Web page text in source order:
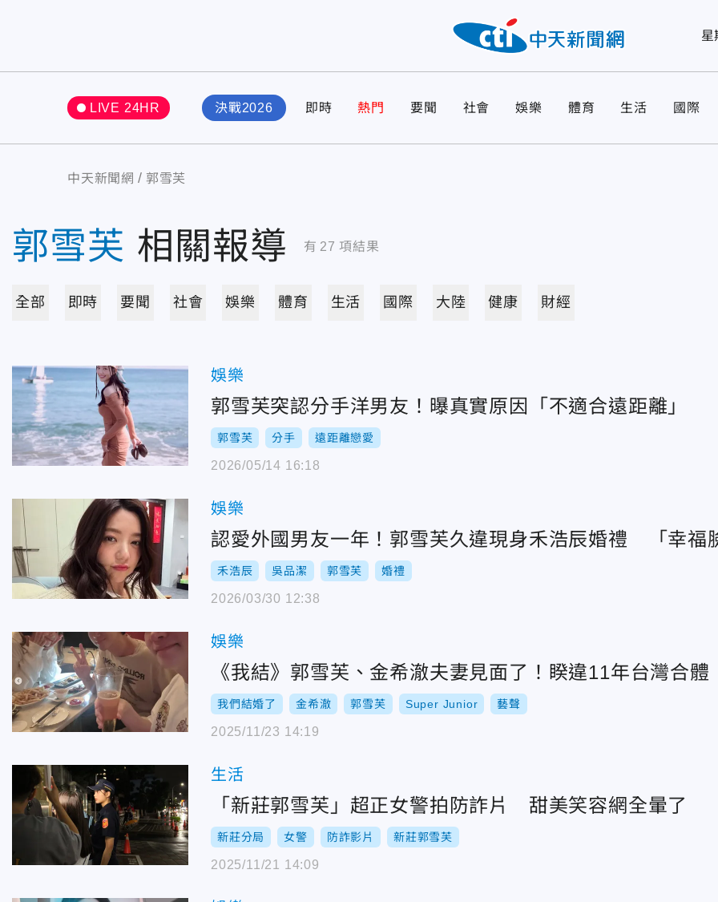
星
LIVE 24HR 決戰2026 即時 熱門 要聞 社會 娛樂 體育 生活 國際
中天新聞網 郭雪芙
郭雪芙 相關報導 有 27 項結果
全部 即時 要聞 社會 娛樂 體育 生活 國際 大陸 健康 財經
娛樂
郭雪芙突認分手洋男友！曝真實原因「不適合遠距離」
郭雪芙 分手 遠距離戀愛
2026/05/14 16:18
娛樂
認愛外國男友一年！郭雪芙久違現身禾浩辰婚禮 「幸福
禾浩辰 吳品潔 郭雪芙 婚禮
2026/03/30 12:38
娛樂
《我結》郭雪芙、金希澈夫妻見面了！睽違11年台灣合體
我們結婚了 金希澈 郭雪芙 Super Junior 藝聲
2025/11/23 14:19
生活
「新莊郭雪芙」超正女警拍防詐片 甜美笑容網全暈了
新莊分局 女警 防詐影片 新莊郭雪芙
2025/11/21 14:09